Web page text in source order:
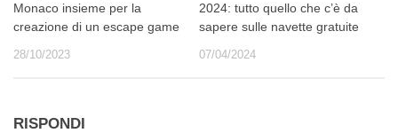
Monaco insieme per la
creazione di un escape game
28/10/2023
2024: tutto quello che c’è da
sapere sulle navette gratuite
07/04/2024
RISPONDI